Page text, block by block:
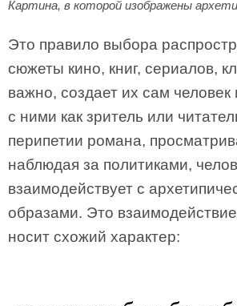
Картина, в которой изображены
Это правило выбора
сюжеты кино, книг, сериалов,
важно, создает их сам человек
с ними как зритель или
перипетии романа,
наблюдая за политиками,
взаимодействует с
образами. Это
носит схожий характер: